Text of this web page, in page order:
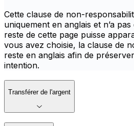
Cette clause de non-
uniquement en anglais et n’a
reste de cette page puisse
vous avez choisie, la clause de
reste en anglais afin de
intention.
Transférer de l'argent